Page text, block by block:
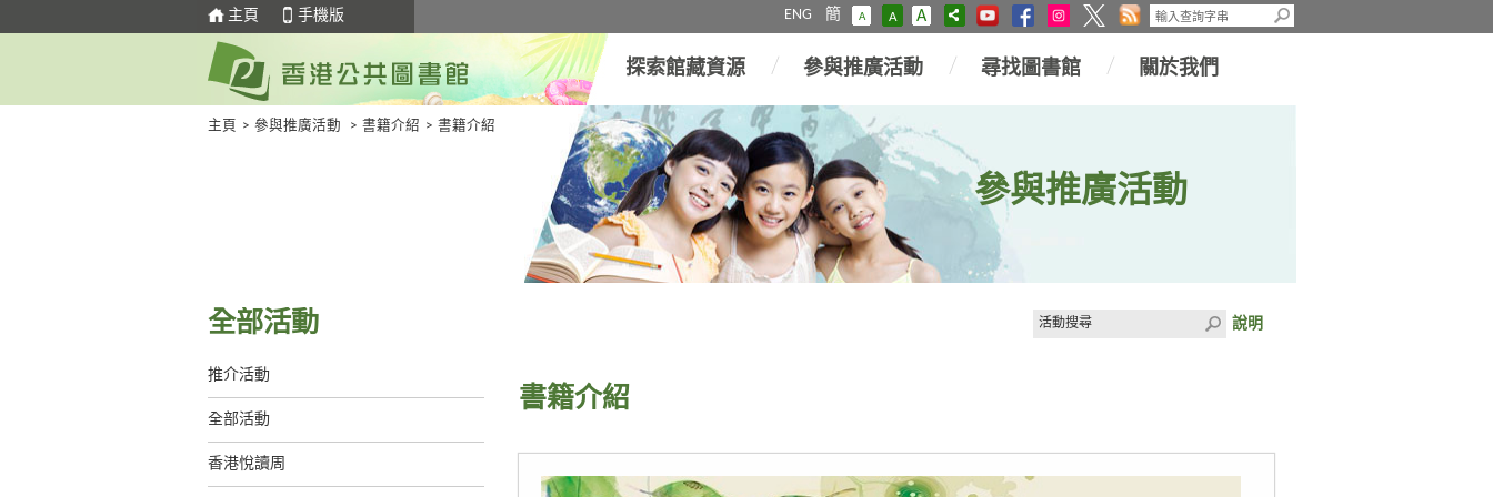
主頁 手機版 ENG 簡 A A A
探索館藏資源 參與推廣活動 尋找圖書館 關於我們
主頁 > 參與推廣活動 > 書籍介紹 > 書籍介紹
參與推廣活動
全部活動
推介活動
全部活動
香港悅讀周
說明
書籍介紹